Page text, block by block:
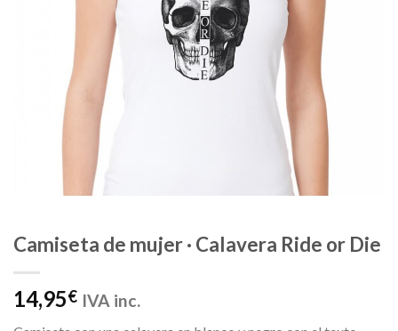
Camiseta de mujer · Calavera Ride or Die
14,95€ IVA inc.